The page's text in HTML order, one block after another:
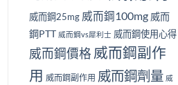
威而鋼25mg 威而鋼100mg 威而
鋼PTT 威而鋼vs犀利士 威而鋼使用心得
威而鋼價格 威而鋼副作
用 威而鋼副作用 威而鋼劑量 威